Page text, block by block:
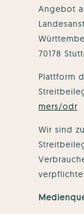
Angebot
70178
Plattform
mers/odr
Wir sind